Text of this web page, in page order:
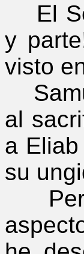
El
y
visto
al
a
su
Pero